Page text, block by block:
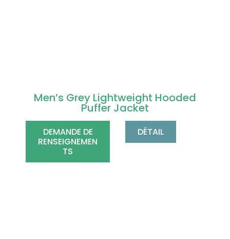
Men’s Grey Lightweight Hooded
Puffer Jacket
DEMANDE DE
RENSEIGNEMEN
TS
DÉTAIL